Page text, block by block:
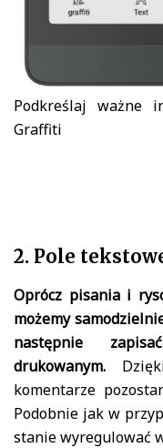
Podkreślaj ważne
Graffiti
2. Pole
Oprócz pisania i
możemy
następnie
drukowanym.
komentarze
Podobnie jak w
stanie wyregulować